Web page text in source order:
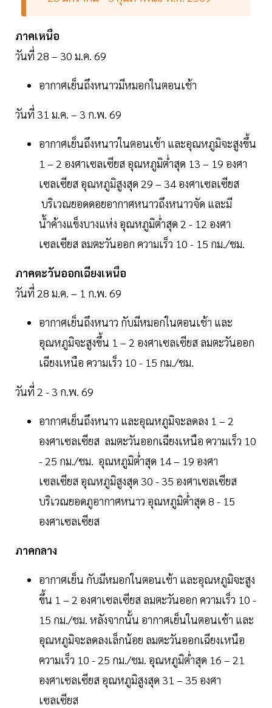
ภาคเหนือ
วันที่ 28 – 30 ม.ค. 69
อากาศเย็นถึงหนาวมีหมอกในตอนเช้า
วันที่ 31 ม.ค. – 3 ก.พ. 69
อากาศเย็นถึงหนาวในตอนเช้า และอุณหภูมิจะสูงขึ้น
1 – 2 องศาเซลเซียส อุณหภูมิต่ำสุด 13 – 19 องศา
เซลเซียส อุณหภูมิสูงสุด 29 – 34 องศาเซลเซียส
บริเวณยอดดอยอากาศหนาวถึงหนาวจัด และมี
น้ำค้างแข็งบางแห่ง อุณหภูมิต่ำสุด 2 - 12 องศา
เซลเซียส ลมตะวันออก ความเร็ว 10 - 15 กม./ชม.
ภาคตะวันออกเฉียงเหนือ
วันที่ 28 ม.ค. – 1 ก.พ. 69
อากาศเย็นถึงหนาว กับมีหมอกในตอนเช้า และ
อุณหภูมิจะสูงขึ้น 1 – 2 องศาเซลเซียส ลมตะวันออก
เฉียงเหนือ ความเร็ว 10 - 15 กม./ชม.
วันที่ 2 - 3 ก.พ. 69
อากาศเย็นถึงหนาว และอุณหภูมิจะลดลง 1 – 2
องศาเซลเซียส ลมตะวันออกเฉียงเหนือ ความเร็ว 10
- 25 กม./ชม. อุณหภูมิต่ำสุด 14 – 19 องศา
เซลเซียส อุณหภูมิสูงสุด 30 - 35 องศาเซลเซียส
บริเวณยอดภูอากาศหนาว อุณหภูมิต่ำสุด 8 - 15
องศาเซลเซียส
ภาคกลาง
อากาศเย็น กับมีหมอกในตอนเช้า และอุณหภูมิจะสูง
ขึ้น 1 – 2 องศาเซลเซียส ลมตะวันออก ความเร็ว 10 -
15 กม./ชม. หลังจากนั้น อากาศเย็นในตอนเช้า และ
อุณหภูมิจะลดลงเล็กน้อย ลมตะวันออกเฉียงเหนือ
ความเร็ว 10 - 25 กม./ชม. อุณหภูมิต่ำสุด 16 – 21
องศาเซลเซียส อุณหภูมิสูงสุด 31 – 35 องศา
เซลเซียส